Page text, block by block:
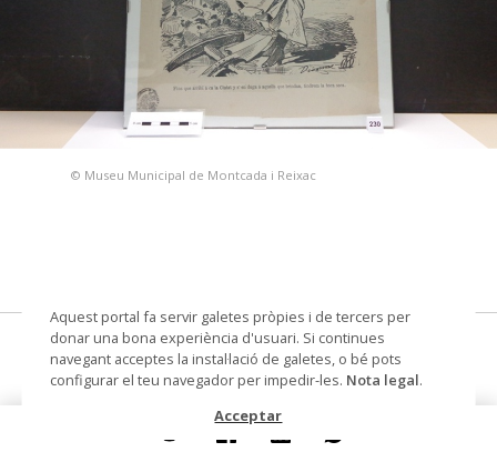
© Museu Municipal de Montcada i Reixac
L'aygua de Moncada
dibuix
Aquest portal fa servir galetes pròpies i de tercers per
donar una bona experiència d'usuari. Si continues
navegant acceptes la instal·lació de galetes, o bé pots
configurar el teu navegador per impedir-les. Nota legal.
Acceptar